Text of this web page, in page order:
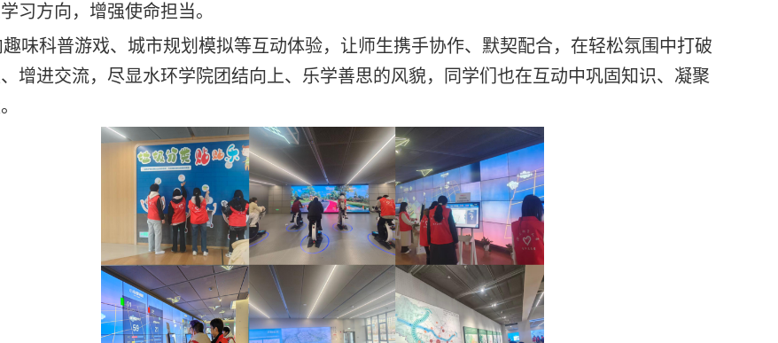
习方向，增强使命担当。
味科普游戏、城市规划模拟等互动体验，让师生携手协作、默契配合，在轻松氛围中打破
增进交流，尽显水环学院团结向上、乐学善思的风貌，同学们也在互动中巩固知识、凝聚